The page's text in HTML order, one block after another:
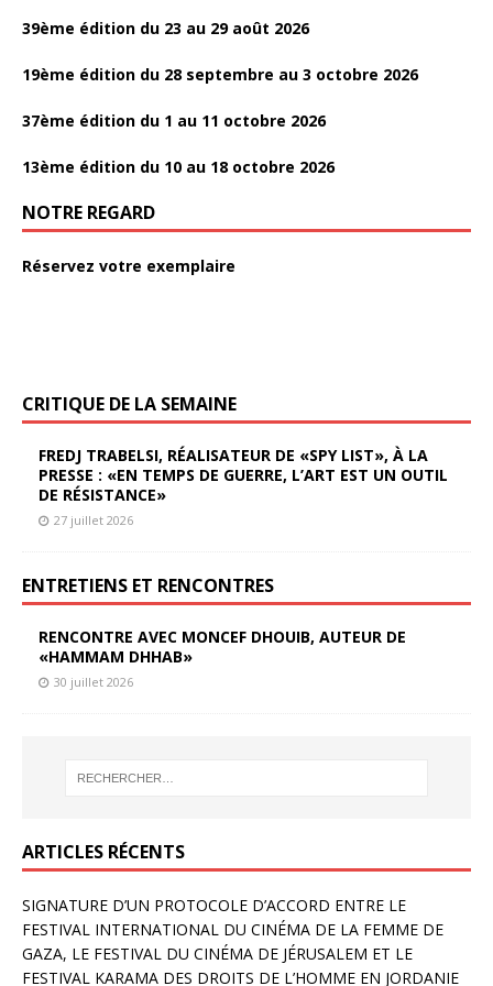
39ème édition du 23 au 29 août 2026
19ème édition du 28 septembre au 3 octobre 2026
37ème édition du 1 au 11 octobre 2026
13ème édition du 10 au 18 octobre 2026
NOTRE REGARD
Réservez votre exemplaire
CRITIQUE DE LA SEMAINE
FREDJ TRABELSI, RÉALISATEUR DE «SPY LIST», À LA
PRESSE : «EN TEMPS DE GUERRE, L’ART EST UN OUTIL
DE RÉSISTANCE»
27 juillet 2026
ENTRETIENS ET RENCONTRES
RENCONTRE AVEC MONCEF DHOUIB, AUTEUR DE
«HAMMAM DHHAB»
30 juillet 2026
ARTICLES RÉCENTS
SIGNATURE D’UN PROTOCOLE D’ACCORD ENTRE LE
FESTIVAL INTERNATIONAL DU CINÉMA DE LA FEMME DE
GAZA, LE FESTIVAL DU CINÉMA DE JÉRUSALEM ET LE
FESTIVAL KARAMA DES DROITS DE L’HOMME EN JORDANIE